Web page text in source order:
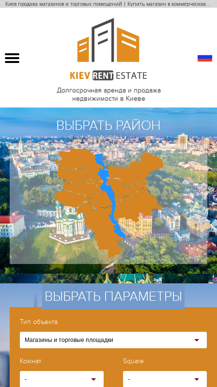
Киев продажа магазинов и торговых помещений | Купить магазин в коммерческом центре
Долгосрочная аренда и продажа
недвижимости в Киеве
ВЫБРАТЬ РАЙОН
ВЫБРАТЬ ПАРАМЕТРЫ
Тип объекта
Магазины и торговые площадки
Комнат
-
Square
-